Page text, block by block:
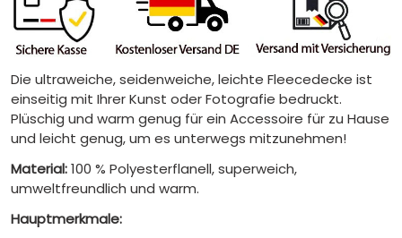
Die ultraweiche, seidenweiche, leichte Fleecedecke ist
einseitig mit Ihrer Kunst oder Fotografie bedruckt.
Plüschig und warm genug für ein Accessoire für zu Hause
und leicht genug, um es unterwegs mitzunehmen!
Material:100 % Polyesterflanell, superweich,
umweltfreundlich und warm.
Hauptmerkmale: